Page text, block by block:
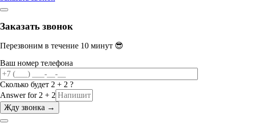
Заказать звонок
Перезвоним в течение 10 минут 😎
Ваш номер телефона
Сколько будет 2 + 2 ?
Answer for 2 + 2